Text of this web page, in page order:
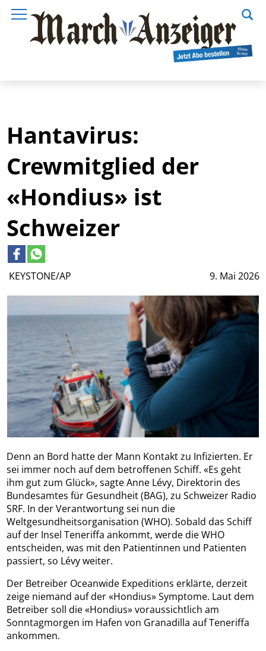
KEYSTONE/AP 9. Mai 2026
Hantavirus:
Crewmitglied der
«Hondius» ist
Schweizer
Denn an Bord hatte der Mann Kontakt zu Infizierten. Er
sei immer noch auf dem betroffenen Schiff. «Es geht
ihm gut zum Glück», sagte Anne Lévy, Direktorin des
Bundesamtes für Gesundheit (BAG), zu Schweizer Radio
SRF. In der Verantwortung sei nun die
Weltgesundheitsorganisation (WHO). Sobald das Schiff
auf der Insel Teneriffa ankommt, werde die WHO
entscheiden, was mit den Patientinnen und Patienten
passiert, so Lévy weiter.
Der Betreiber Oceanwide Expeditions erklärte, derzeit
zeige niemand auf der «Hondius» Symptome. Laut dem
Betreiber soll die «Hondius» voraussichtlich am
Sonntagmorgen im Hafen von Granadilla auf Teneriffa
ankommen.